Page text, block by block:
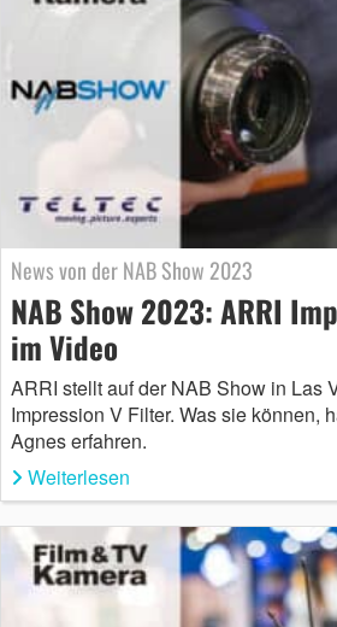
News von der NAB Show 2023
NAB Show 2023: ARRI
im Video
ARRI stellt auf der NAB Show in Las
Impression V Filter. Was sie können,
Agnes erfahren.
Weiterlesen